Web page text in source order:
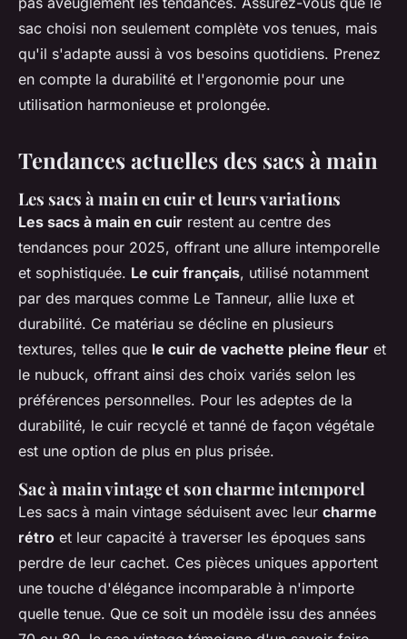
sac choisi non seulement complète vos tenues, mais
qu'il s'adapte aussi à vos besoins quotidiens. Prenez
en compte la durabilité et l'ergonomie pour une
utilisation harmonieuse et prolongée.
Tendances actuelles des sacs à main
Les sacs à main en cuir et leurs variations
Les sacs à main en cuir restent au centre des
tendances pour 2025, offrant une allure intemporelle
et sophistiquée. Le cuir français, utilisé notamment
par des marques comme Le Tanneur, allie luxe et
durabilité. Ce matériau se décline en plusieurs
textures, telles que le cuir de vachette pleine fleur et
le nubuck, offrant ainsi des choix variés selon les
préférences personnelles. Pour les adeptes de la
durabilité, le cuir recyclé et tanné de façon végétale
est une option de plus en plus prisée.
Sac à main vintage et son charme intemporel
Les sacs à main vintage séduisent avec leur charme
rétro et leur capacité à traverser les époques sans
perdre de leur cachet. Ces pièces uniques apportent
une touche d'élégance incomparable à n'importe
quelle tenue. Que ce soit un modèle issu des années